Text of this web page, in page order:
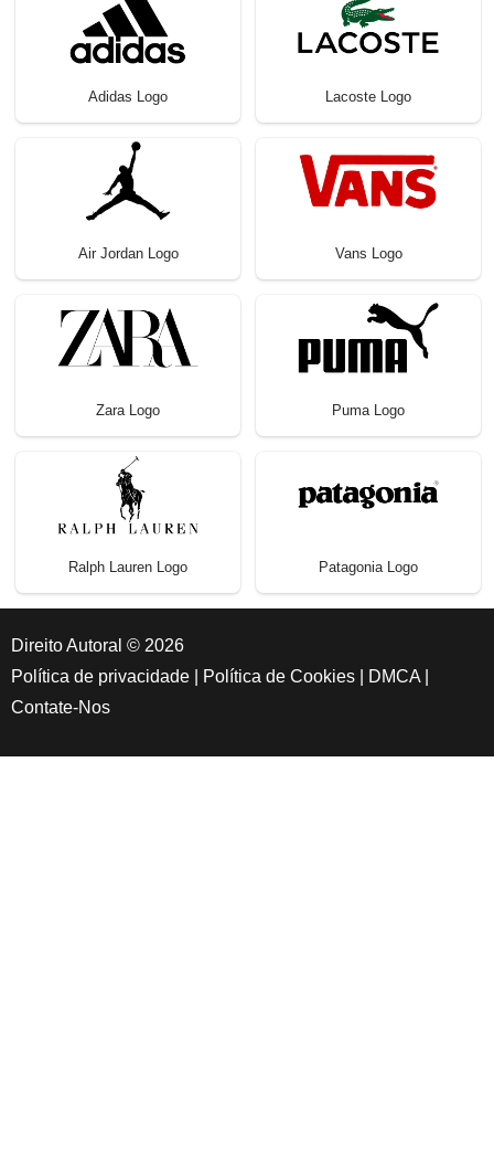
Adidas Logo Lacoste Logo
Air Jordan Logo Vans Logo
Zara Logo Puma Logo
Ralph Lauren Logo Patagonia Logo
Direito Autoral © 2026
Política de privacidade
Política de Cookies DMCA
Contate-Nos